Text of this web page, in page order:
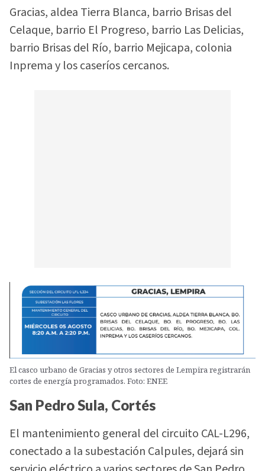
Gracias, aldea Tierra Blanca, barrio Brisas del
Celaque, barrio El Progreso, barrio Las Delicias,
barrio Brisas del Río, barrio Mejicapa, colonia
Inprema y los caseríos cercanos.
El casco urbano de Gracias y otros sectores de Lempira registrarán
cortes de energía programados. Foto: ENEE
San Pedro Sula, Cortés
El mantenimiento general del circuito CAL-L296,
conectado a la subestación Calpules, dejará sin